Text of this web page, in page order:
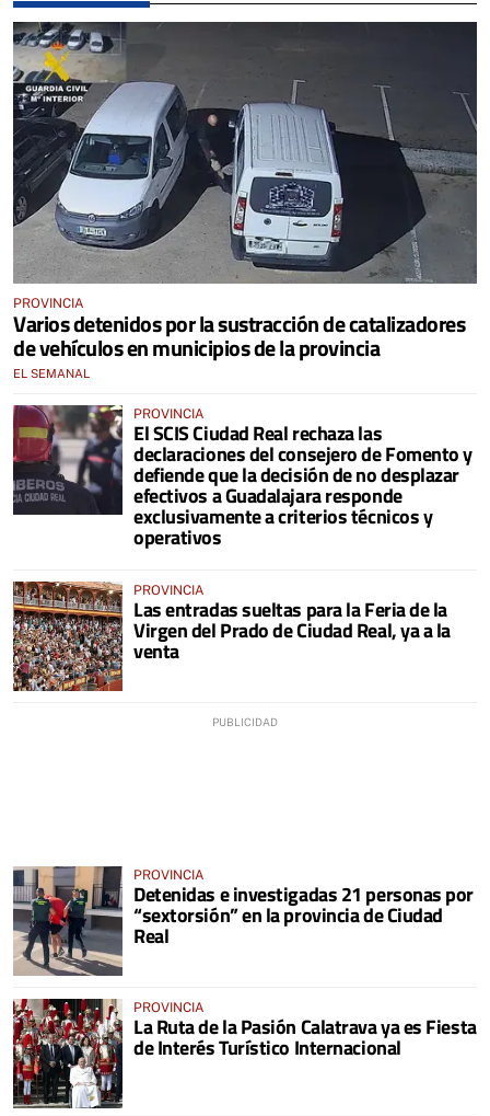
PROVINCIA
Varios detenidos por la sustracción de catalizadores
de vehículos en municipios de la provincia
EL SEMANAL
PROVINCIA
El SCIS Ciudad Real rechaza las
declaraciones del consejero de Fomento y
defiende que la decisión de no desplazar
efectivos a Guadalajara responde
exclusivamente a criterios técnicos y
operativos
PROVINCIA
Las entradas sueltas para la Feria de la
Virgen del Prado de Ciudad Real, ya a la
venta
PROVINCIA
Detenidas e investigadas 21 personas por
“sextorsión” en la provincia de Ciudad
Real
PROVINCIA
La Ruta de la Pasión Calatrava ya es Fiesta
de Interés Turístico Internacional